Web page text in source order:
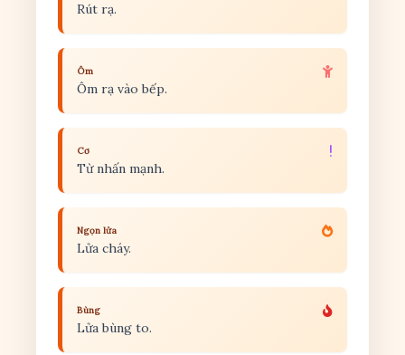
Rút rạ.
Ôm
Ôm rạ vào bếp.
Cơ
Từ nhấn mạnh.
Ngọn lửa
Lửa cháy.
Bùng
Lửa bùng to.